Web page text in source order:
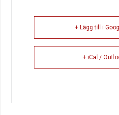
+ Lägg till i
+ iCal /